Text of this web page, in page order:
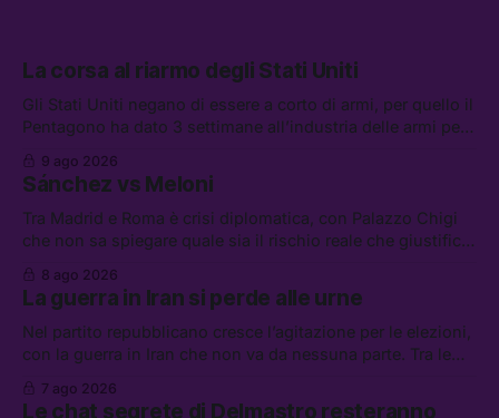
La corsa al riarmo degli Stati Uniti
Gli Stati Uniti negano di essere a corto di armi, per quello il
Pentagono ha dato 3 settimane all’industria delle armi per
continuerà ad usare i servizi di Palantir, la protesta contro
La Russa, e la centrale elettrica di Amazon in Texas
9 ago 2026
Sánchez vs Meloni
Tra Madrid e Roma è crisi diplomatica, con Palazzo Chigi
che non sa spiegare quale sia il rischio reale che giustifica
di difesa tra Arabia Saudita, Pakistan e Turchia, la crisi del
carburante irregolare, e un altro caso di IA ribelle
8 ago 2026
La guerra in Iran si perde alle urne
Nel partito repubblicano cresce l’agitazione per le elezioni,
con la guerra in Iran che non va da nessuna parte. Tra le
lavoro, Schlein prova a mettere in sicurezza la coalizione, e
7 ago 2026
Le chat segrete di Delmastro resteranno